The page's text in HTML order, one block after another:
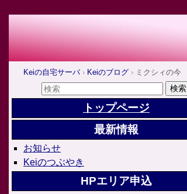
Keiの自宅サーバ Keiのブログ ミクシィの今
トップページ
最新情報
お知らせ
Keiのつぶやき
HPエリア申込